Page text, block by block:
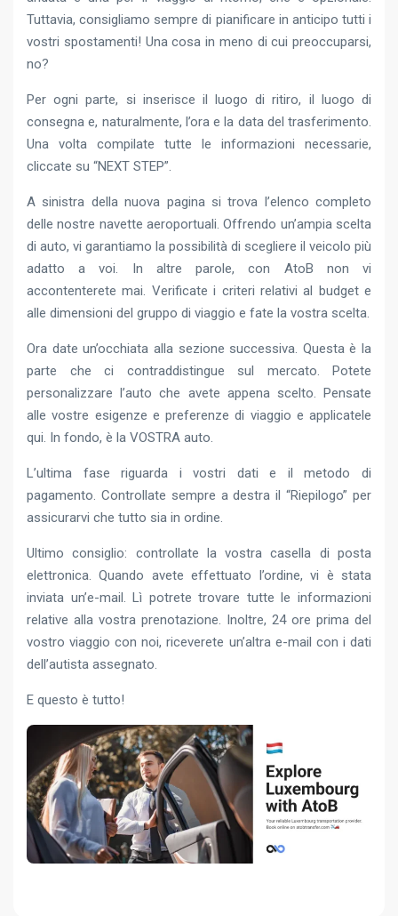
Tuttavia, consigliamo sempre di pianificare in anticipo tutti i
vostri spostamenti! Una cosa in meno di cui preoccuparsi,
no?
Per ogni parte, si inserisce il luogo di ritiro, il luogo di
consegna e, naturalmente, l’ora e la data del trasferimento.
Una volta compilate tutte le informazioni necessarie,
cliccate su “NEXT STEP”.
A sinistra della nuova pagina si trova l’elenco completo
delle nostre navette aeroportuali. Offrendo un’ampia scelta
di auto, vi garantiamo la possibilità di scegliere il veicolo più
adatto a voi. In altre parole, con AtoB non vi
accontenterete mai. Verificate i criteri relativi al budget e
alle dimensioni del gruppo di viaggio e fate la vostra scelta.
Ora date un’occhiata alla sezione successiva. Questa è la
parte che ci contraddistingue sul mercato. Potete
personalizzare l’auto che avete appena scelto. Pensate
alle vostre esigenze e preferenze di viaggio e applicatele
qui. In fondo, è la VOSTRA auto.
L’ultima fase riguarda i vostri dati e il metodo di
pagamento. Controllate sempre a destra il “Riepilogo” per
assicurarvi che tutto sia in ordine.
Ultimo consiglio: controllate la vostra casella di posta
elettronica. Quando avete effettuato l’ordine, vi è stata
inviata un’e-mail. Lì potrete trovare tutte le informazioni
relative alla vostra prenotazione. Inoltre, 24 ore prima del
vostro viaggio con noi, riceverete un’altra e-mail con i dati
dell’autista assegnato.
E questo è tutto!